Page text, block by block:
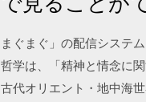
まぐまぐ」の配信システ
哲学は、「精神と情念に
古代オリエント・地中海